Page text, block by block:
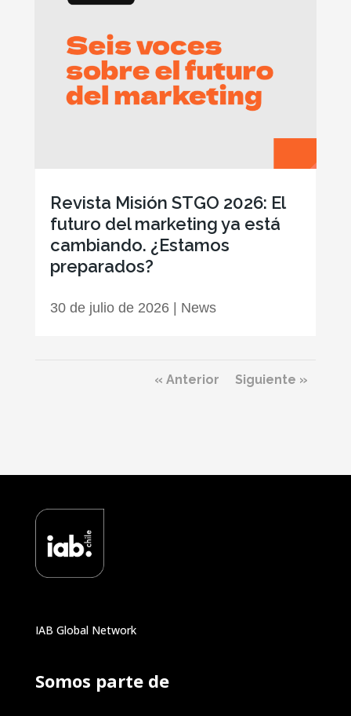
Revista Misión STGO 2026: El
futuro del marketing ya está
cambiando. ¿Estamos
preparados?
30 de julio de 2026| News
« Anterior Siguiente »
IAB Global Network
Somos parte de